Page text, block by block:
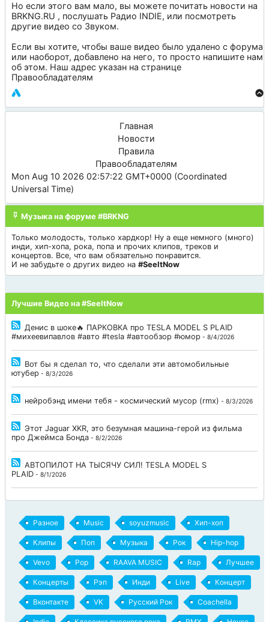
Но если этого вам мало, вы можете почитать новости на
BRKNG.RU , послушать Радио INDIE, или посмотреть
другие видео со Звуком.
Если вы хотите, чтобы ваше видео было удалено с форума
или наоборот, добавлено на него, то просто напишите нам
об этом. Наш адрес указан на странице
Правообладателям
Главная
Новости
Правила
Правообладателям
Mon Aug 10 2026 02:57:22 GMT+0000 (Coordinated
Universal Time)
Музыка на форуме #BRKNG
Только молодость, только хардкор! Ну а еще немного (много)
инди, хип-хопа, рока, попа и прочих клипов, треков и
концертов. Все, что вам обязательно понравится.
И не забудьте о других видео на #SeeItNow
Лучшие Видео на #SeeItNow
Денис в шоке🔥 ПАРКОВКА про TESLA MODEL S PLAID
#михеевипавлов #авто #tesla #автообзор #юмор - 8/4/2026
Вот бы я сделал то, что сделали эти автомобильные
ютубер - 8/3/2026
нейробэнд имени тебя - космический мусор (rmx) - 8/3/2026
Этот Jaguar XKR, это безумная машина-герой из фильма
про Джеймса Бонда - 8/2/2026
АВТОПИЛОТ НА ТЫСЯЧУ СИЛ! TESLA MODEL S
PLAID - 8/1/2026
Разное Music soyuzmusic Хип-хоп
Клипы Поп Музыка Рок Hip-hop
Vevo Pop RAAVA MUSIC Rap Лучшее
Концерты Рэп Инди Live Концерт
Вконтакте VK Русский Рок Coachella